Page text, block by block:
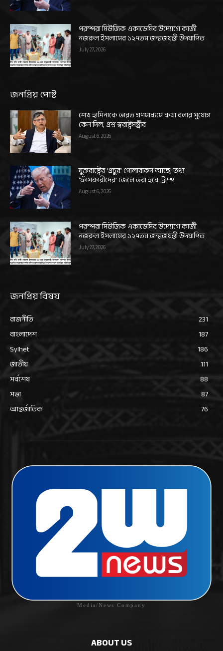
পরম্পরা মিউজিক একাডেমির উদ্যোগে কাজী
নজরুল ইসলামের ১২৭তম জন্মজয়ন্তী উদযাপিত
July 27, 2026
জনপ্রিয় পোষ্ট
শেখ হাসিনাকে ভারত গণমাধ্যমে কথা বলার সুযোগ
কেন দিল, প্রশ্ন স্বরাষ্ট্রমন্ত্রীর
August 6, 2026
যুক্তরাষ্ট্রের ‘প্রচুর’ গোলাবারুদ আছে, তথ্য
‘ফাঁসকারীদের’ জেলে ভরা হবে: ট্রাম্প
August 6, 2026
পরম্পরা মিউজিক একাডেমির উদ্যোগে কাজী
নজরুল ইসলামের ১২৭তম জন্মজয়ন্তী উদযাপিত
July 27, 2026
জনপ্রিয় বিষয়
রাজনীতি
231
বাংলাদেশ
187
Sylhet
186
জাতীয়
111
সর্বশেষ
88
সভা
87
আন্তর্জাতিক
76
Media/News Company
ABOUT US